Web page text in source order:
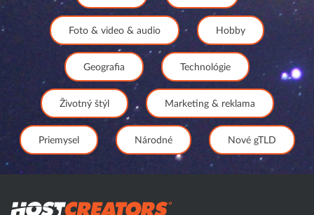
Foto & video & audio Hobby
Geografia Technológie
Životný štýl Marketing & reklama
Priemysel Národné Nové gTLD